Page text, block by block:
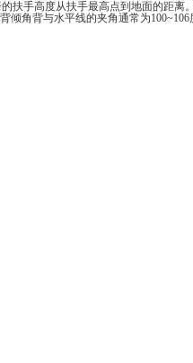
扶手高度从扶手最高点到地面的距离
角背与水平线的夹角通常为100~106